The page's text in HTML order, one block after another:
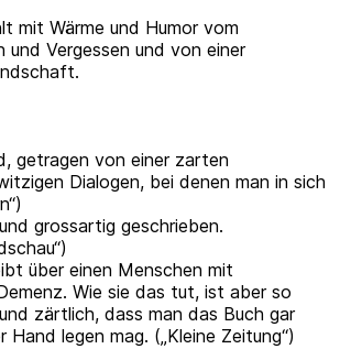
mit Wärme und Humor vom
und Vergessen und von einer
getragen von einer zarten
Dialogen, bei denen man in sich
grossartig geschrieben.
über einen Menschen mit
Wie sie das tut, ist aber so
zärtlich, dass man das Buch gar
Hand legen mag. („Kleine Zeitung“)